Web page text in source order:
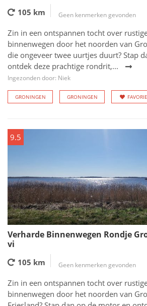
105 km Geen kenmerken gevonden
Zin in een ontspannen tocht over
binnenwegen door het noorden van
die ongeveer twee uurtjes duurt? Stap
ontdek deze prachtige rondrit,...
Ingezonden door: Niek
GRONINGEN GRONINGEN
9.5
Verharde Binnenwegen Rondje
vi
105 km Geen kenmerken gevonden
Zin in een ontspannen tocht over
binnenwegen door het noorden van